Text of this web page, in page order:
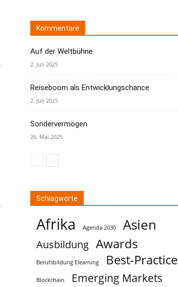
Kommentare
Auf der Weltbühne
2. Juli 2025
Reiseboom als Entwicklungschance
2. Juli 2025
Sondervermögen
26. Mai 2025
Schlagworte
Afrika Agenda 2030 Asien
Ausbildung Awards
Berufsbildung Elearning Best-Practice
Blockchain Emerging Markets